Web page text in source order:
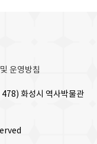
운영방침
화성시 역사박물관